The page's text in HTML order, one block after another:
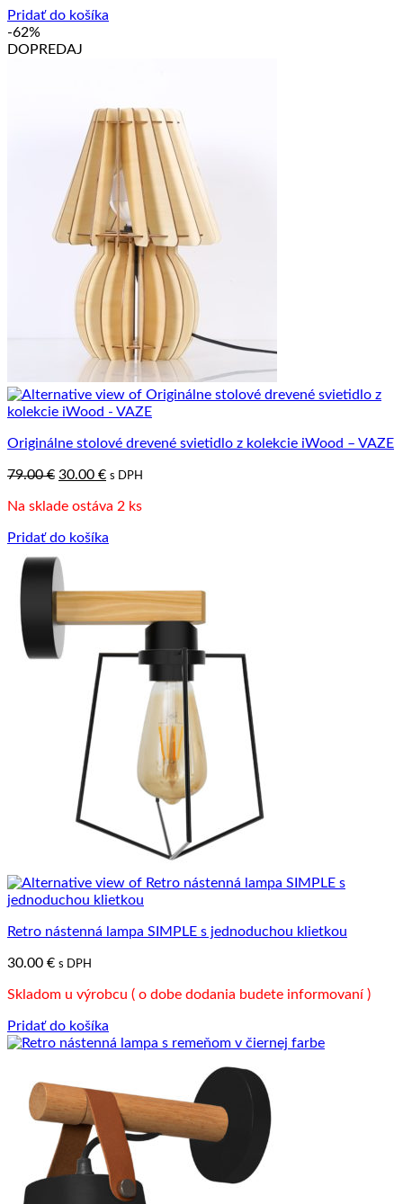
Pridať do košíka
-62%
DOPREDAJ
Originálne stolové drevené svietidlo z kolekcie iWood – VAZE
79.00€ Pôvodná
bola:
30.00 €Aktuálna
je:
s DPH
Na sklade ostáva 2 ks
Pridať do košíka
Retro nástenná lampa SIMPLE s jednoduchou klietkou
30.00 € s DPH
Skladom u výrobcu ( o dobe dodania budete informovaní )
Pridať do košíka